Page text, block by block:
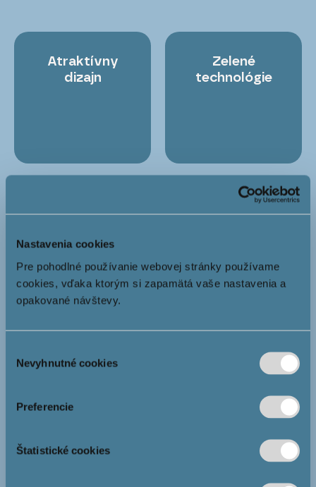
Nastavenia cookies
Pre pohodlné používanie webovej stránky používame
cookies, vďaka ktorým si zapamätá vaše nastavenia a
opakované návštevy.
súhlasu
Nevyhnutné cookies
Preferencie
Štatistické cookies
Atraktívny
dizajn
Zelené
technológie
Lukratívna
v každom byte
Podlahové